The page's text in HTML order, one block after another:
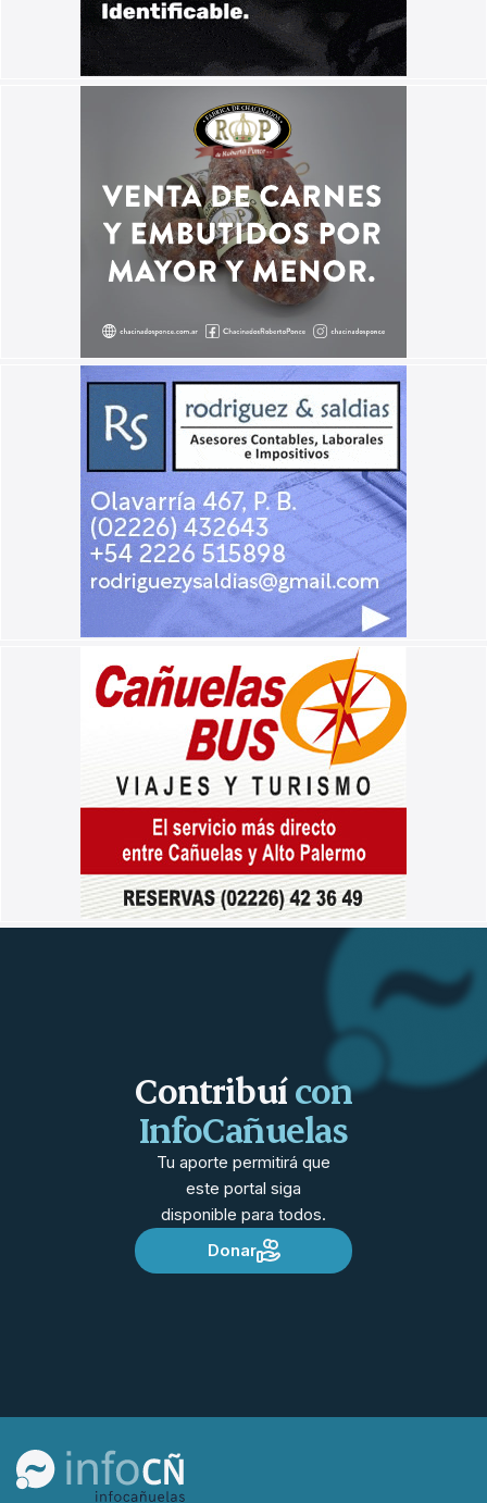
Contribuícon
InfoCañuelas
Tu aporte permitirá que
este portal siga
disponible para todos.
Donar